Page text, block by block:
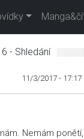
- Shledání
11/3/2017 - 17:17
Nemám